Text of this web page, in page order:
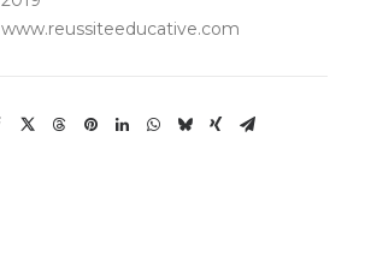
www.reussiteeducative.com